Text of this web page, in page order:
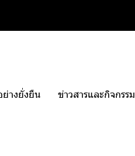
างยั่งยืน ข่าวสารและกิจกรรม